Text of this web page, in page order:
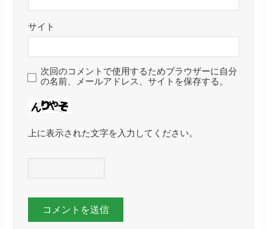
サイト
次回のコメントで使用するためブラウザーに自分
の名前、メールアドレス、サイトを保存する。
上に表示された文字を入力してください。